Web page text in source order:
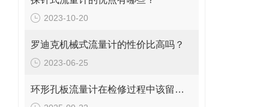
2023-10-20
罗迪克机械式流量计的性价比高吗？
2023-06-25
环形孔板流量计在检修过程中该留意的事项